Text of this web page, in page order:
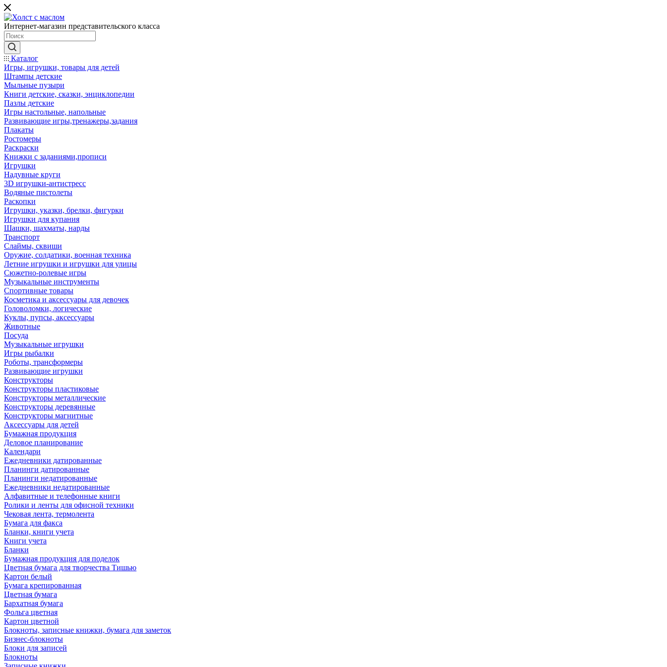
Интернет-магазин представительского класса
Каталог
Игры, игрушки, товары для детей
Штампы детские
Мыльные пузыри
Книги детские, сказки, энциклопедии
Пазлы детские
Игры настольные, напольные
Развивающие игры,тренажеры,задания
Плакаты
Ростомеры
Раскраски
Книжки с заданиями,прописи
Игрушки
Надувные круги
3D игрушки-антистресс
Водяные пистолеты
Раскопки
Игрушки, указки, брелки, фигурки
Игрушки для купания
Шашки, шахматы, нарды
Транспорт
Слаймы, сквиши
Оружие, солдатики, военная техника
Летние игрушки и игрушки для улицы
Сюжетно-ролевые игры
Музыкальные инструменты
Спортивные товары
Косметика и аксессуары для девочек
Головоломки, логические
Куклы, пупсы, аксессуары
Животные
Посуда
Музыкальные игрушки
Игры рыбалки
Роботы, трансформеры
Развивающие игрушки
Конструкторы
Конструкторы пластиковые
Конструкторы металлические
Конструкторы деревянные
Конструкторы магнитные
Аксессуары для детей
Бумажная продукция
Деловое планирование
Календари
Ежедневники датированные
Планинги датированные
Планинги недатированные
Ежедневники недатированные
Алфавитные и телефонные книги
Ролики и ленты для офисной техники
Чековая лента, термолента
Бумага для факса
Бланки, книги учета
Книги учета
Бланки
Бумажная продукция для поделок
Цветная бумага для творчества Тишью
Картон белый
Бумага крепированная
Цветная бумага
Бархатная бумага
Фольга цветная
Картон цветной
Блокноты, записные книжки, бумага для заметок
Бизнес-блокноты
Блоки для записей
Блокноты